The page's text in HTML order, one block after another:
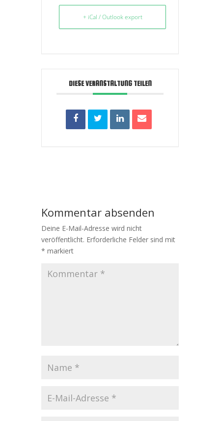
+ iCal / Outlook export
DIESE VERANSTALTUNG TEILEN
Kommentar absenden
Deine E-Mail-Adresse wird nicht
veröffentlicht. Erforderliche Felder sind mit
* markiert